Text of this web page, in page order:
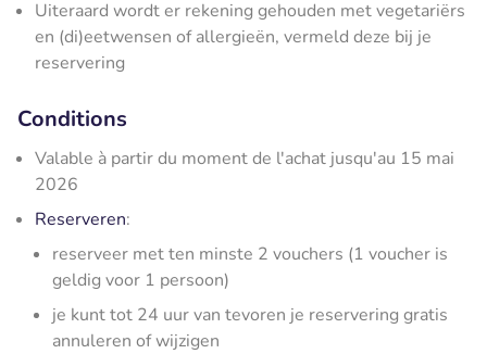
Uiteraard wordt er rekening gehouden met vegetariërs
en (di)eetwensen of allergieën, vermeld deze bij je
reservering
Conditions
Valable à partir du moment de l'achat jusqu'au 15 mai
2026
Reserveren:
reserveer met ten minste 2 vouchers (1 voucher is
geldig voor 1 persoon)
je kunt tot 24 uur van tevoren je reservering gratis
annuleren of wijzigen